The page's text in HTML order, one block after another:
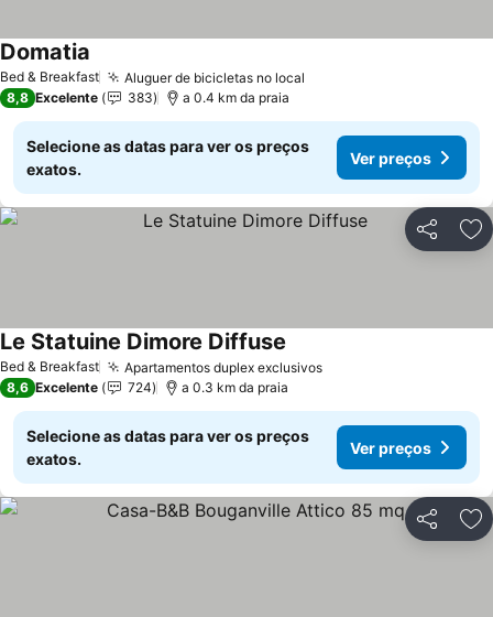
Bed & Breakfast Aluguer de bicicletas no local
Domatia
8,8 Excelente 383 a 0.4 km da praia
Selecione as datas para ver os preços
exatos.
Ver preços
Partilhar
Bed & Breakfast Apartamentos duplex exclusivos
Le Statuine Dimore Diffuse
8,6 Excelente 724 a 0.3 km da praia
Selecione as datas para ver os preços
exatos.
Ver preços
Partilhar